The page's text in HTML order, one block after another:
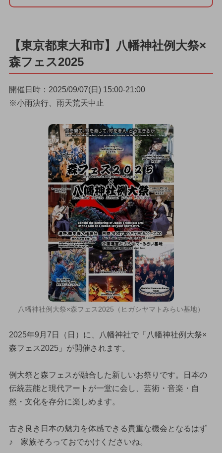
【東京都東大和市】八幡神社例大祭×
森フェス2025
開催日時：2025/09/07(日) 15:00-21:00
※小雨決行、雨天荒天中止
八幡神社例大祭×森フェス2025（ヒガシヤマトみらい基地）
2025年9月7日（日）に、八幡神社で「八幡神社例大祭×
森フェス2025」が開催されます。
例大祭と森フェスが融合した新しいお祭りです。日本の
伝統芸能と現代アートが一堂に会し、芸術・音楽・自
然・文化を存分に楽しめます。
古き良き日本の魅力を体感できる貴重な機会となるはず
♪ 家族そろっておでかけくださいね。